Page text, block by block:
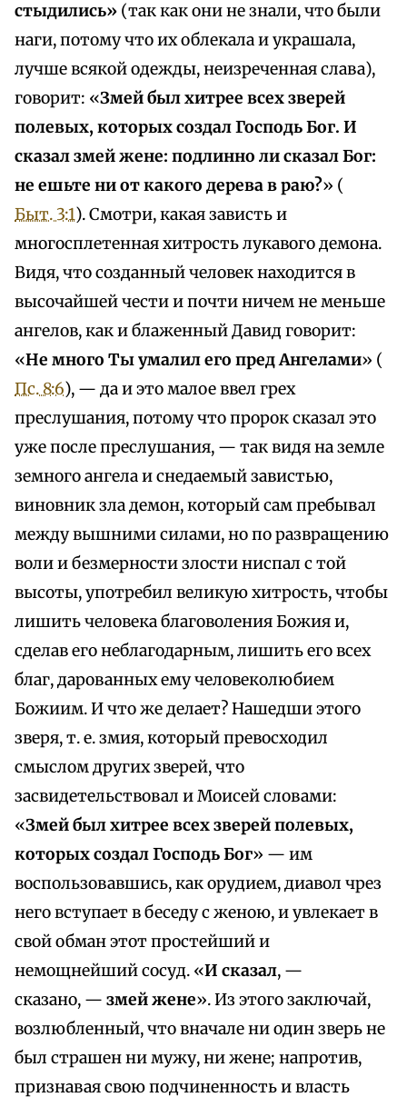
стыдились» (так как они не знали, что были
наги, потому что их облекала и украшала,
лучше всякой одежды, неизреченная слава),
говорит: «Змей был хитрее всех зверей
полевых, которых создал Господь Бог. И
сказал змей жене: подлинно ли сказал Бог:
не ешьте ни от какого дерева в раю?» (
Быт. 3:1). Смотри, какая зависть и
многосплетенная хитрость лукавого демона.
Видя, что созданный человек находится в
высочайшей чести и почти ничем не меньше
ангелов, как и блаженный Давид говорит:
«Не много Ты умалил его пред Ангелами» (
Пс. 8:6), — да и это малое ввел грех
преслушания, потому что пророк сказал это
уже после преслушания, — так видя на земле
земного ангела и снедаемый завистью,
виновник зла демон, который сам пребывал
между вышними силами, но по развращению
воли и безмерности злости ниспал с той
высоты, употребил великую хитрость, чтобы
лишить человека благоволения Божия и,
сделав его неблагодарным, лишить его всех
благ, дарованных ему человеколюбием
Божиим. И что же делает? Нашедши этого
зверя, т. е. змия, который превосходил
смыслом других зверей, что
засвидетельствовал и Моисей словами:
«Змей был хитрее всех зверей полевых,
которых создал Господь Бог» — им
воспользовавшись, как орудием, диавол чрез
него вступает в беседу с женою, и увлекает в
свой обман этот простейший и
немощнейший сосуд. «И сказал, —
сказано, — змей жене». Из этого заключай,
возлюбленный, что вначале ни один зверь не
был страшен ни мужу, ни жене; напротив,
признавая свою подчиненность и власть